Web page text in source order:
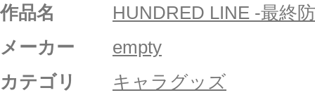
作品名
HUNDRED LINE -最終
メーカー
empty
カテゴリ
キャラグッズ